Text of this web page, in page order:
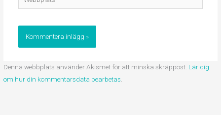
Denna webbplats använder Akismet för att minska skräppost. Lär dig
om hur din kommentarsdata bearbetas.